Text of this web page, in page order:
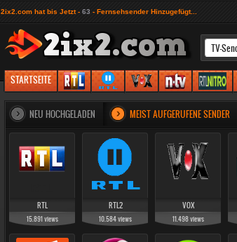
2ix2.com hat bis Jetzt - 63 - Fernsehsender Hinzugefügt...
STARTSEITE 1 2 3 LIVESCHAUEN
4
NEU HOCHGELADEN MEIST AUFGERUFENE SENDER
RTL
15.891views
RTL2
10.584views
VOX
11.498views